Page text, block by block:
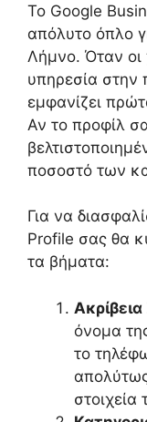
Το Google
απόλυτο όπλο
Λήμνο. Όταν οι
υπηρεσία στην
εμφανίζει
Αν το προφίλ
ποσοστό των
Για να
Profile σας θα
τα βήματα:
όνομα
το